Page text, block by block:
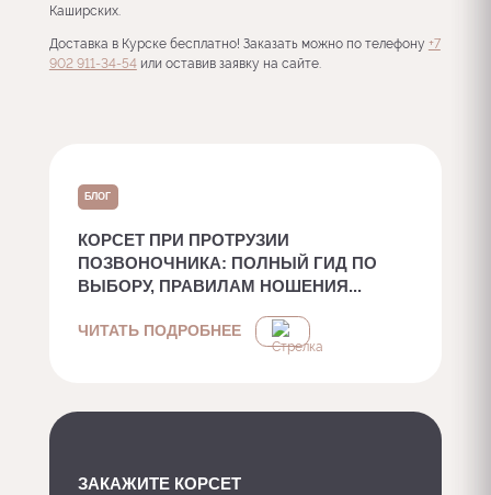
БЛОГ
КОРСЕТ ПРИ ПРОТРУЗИИ
ПОЗВОНОЧНИКА: ПОЛНЫЙ ГИД ПО
ВЫБОРУ, ПРАВИЛАМ НОШЕНИЯ...
ЧИТАТЬ ПОДРОБНЕЕ
ЗАКАЖИТЕ КОРСЕТ
Каширских.
Доставка в Курске бесплатно! Заказать можно по телефону +7
902 911-34-54или оставив заявку на сайте.